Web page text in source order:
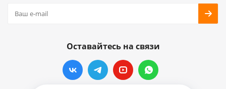
Оставайтесь на связи